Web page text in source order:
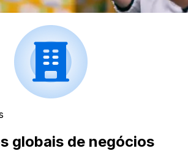
globais de negócios